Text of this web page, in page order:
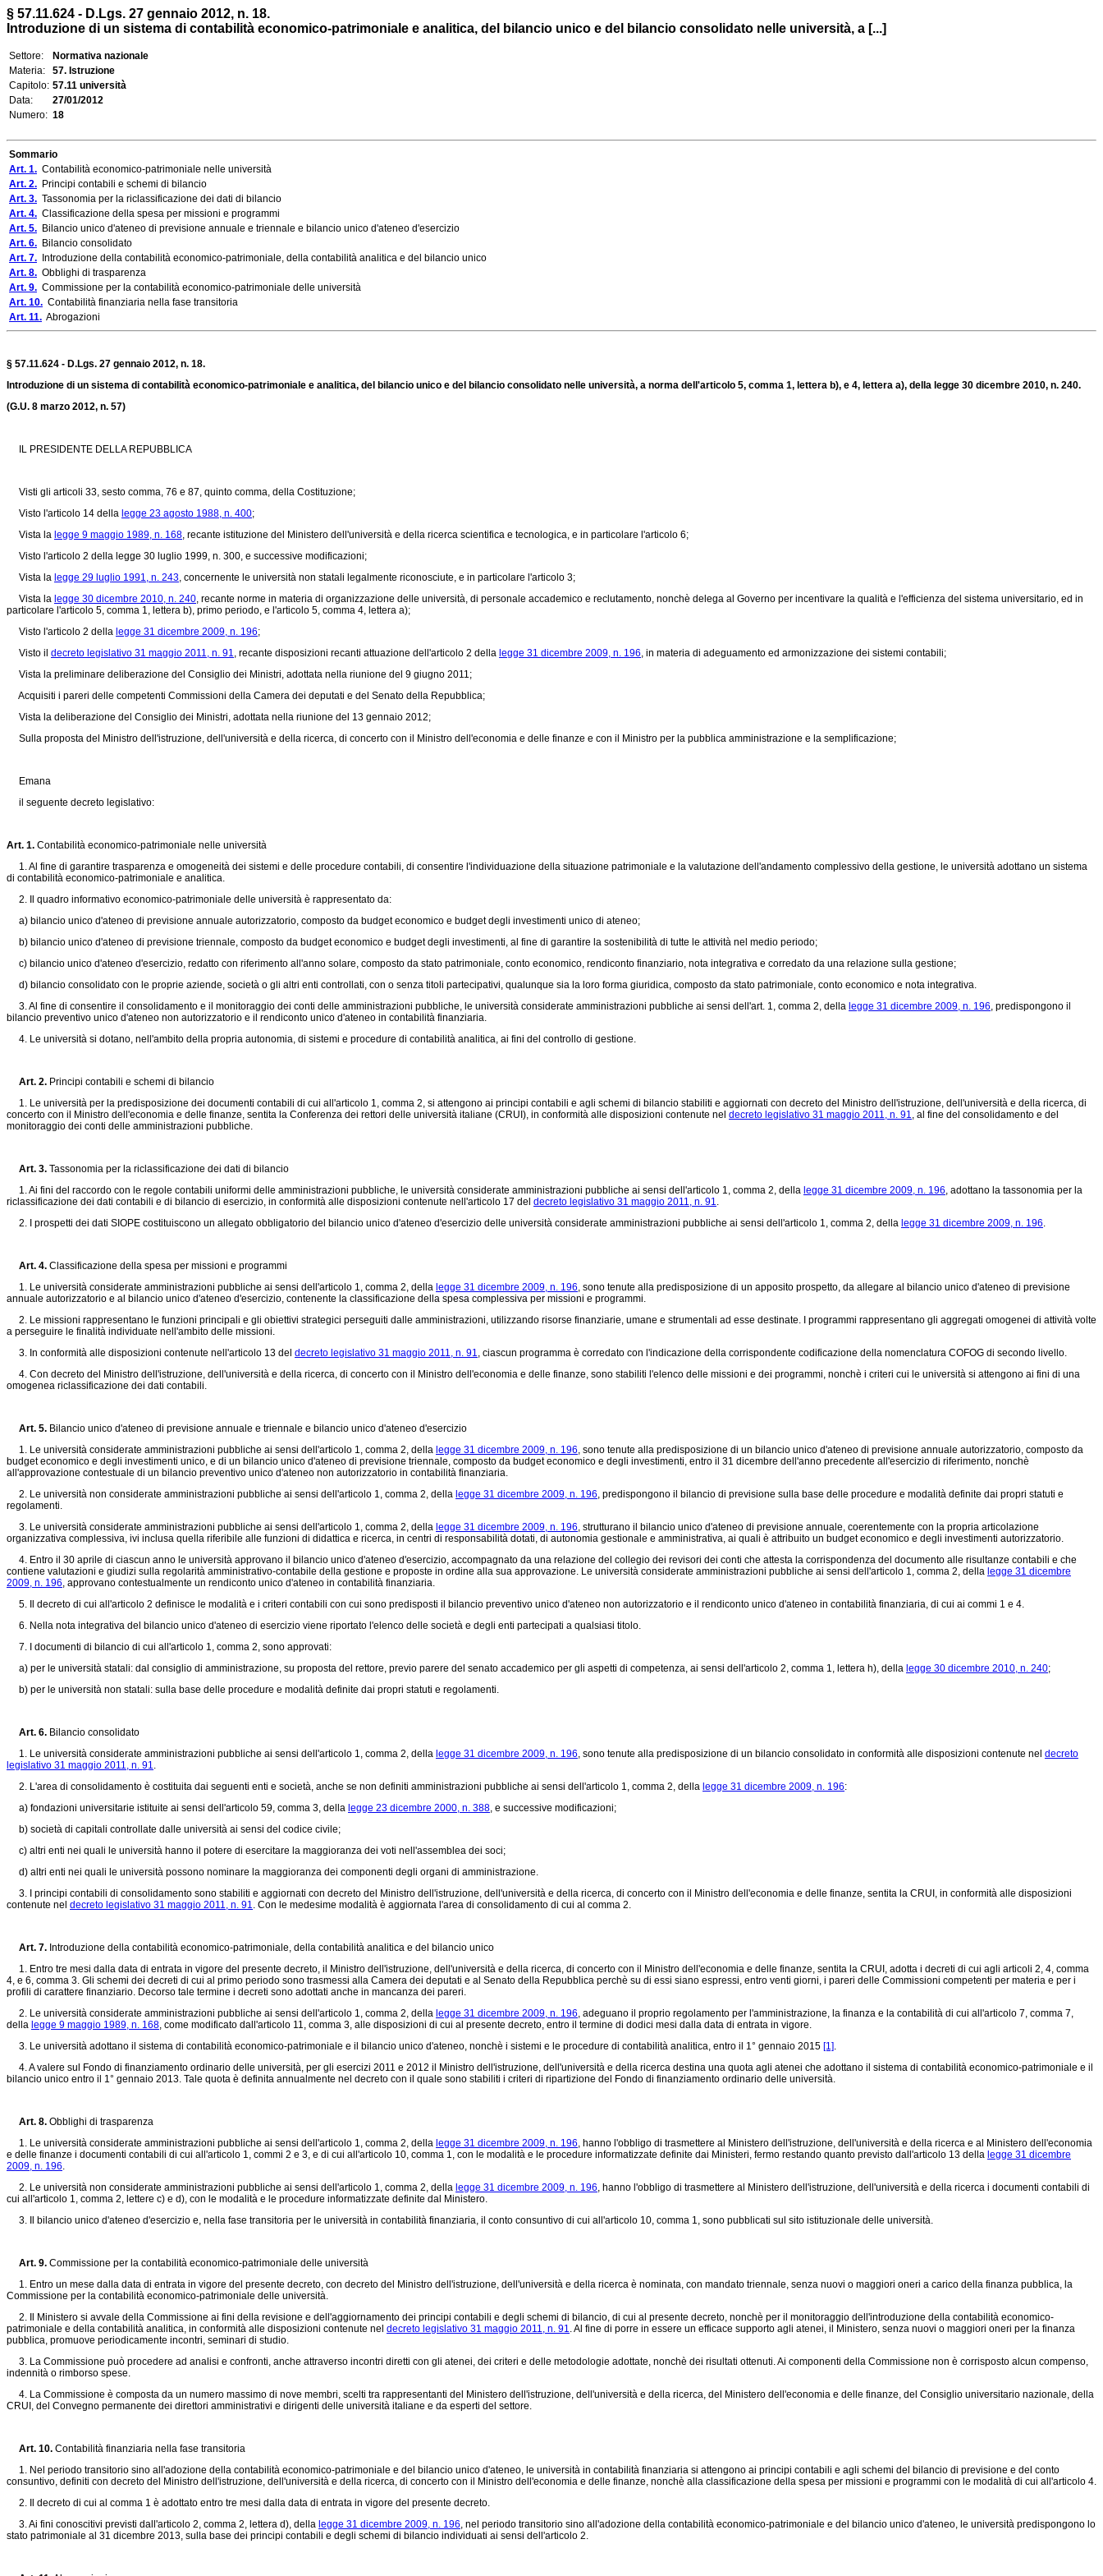
§ 57.11.624 - D.Lgs. 27 gennaio 2012, n. 18.
Introduzione di un sistema di contabilità economico-patrimoniale e analitica, del bilancio unico e del bilancio consolidato nelle università, a [...]
Settore:
Normativa nazionale
Materia:
57. Istruzione
Capitolo: 57.11 università
Data:
27/01/2012
Numero: 18
Sommario
Art. 1. Contabilità economico-patrimoniale nelle università
Art. 2. Principi contabili e schemi di bilancio
Art. 3. Tassonomia per la riclassificazione dei dati di bilancio
Art. 4. Classificazione della spesa per missioni e programmi
Art. 5. Bilancio unico d'ateneo di previsione annuale e triennale e bilancio unico d'ateneo d'esercizio
Art. 6. Bilancio consolidato
Art. 7. Introduzione della contabilità economico-patrimoniale, della contabilità analitica e del bilancio unico
Art. 8. Obblighi di trasparenza
Art. 9. Commissione per la contabilità economico-patrimoniale delle università
Art. 10. Contabilità finanziaria nella fase transitoria
Art. 11. Abrogazioni
§ 57.11.624 - D.Lgs. 27 gennaio 2012, n. 18.
Introduzione di un sistema di contabilità economico-patrimoniale e analitica, del bilancio unico e del bilancio consolidato nelle università, a norma dell'articolo 5, comma 1, lettera b), e 4, lettera a), della legge 30 dicembre 2010, n. 240.
(G.U. 8 marzo 2012, n. 57)
IL PRESIDENTE DELLA REPUBBLICA
Visti gli articoli 33, sesto comma, 76 e 87, quinto comma, della Costituzione;
Visto l'articolo 14 della legge 23 agosto 1988, n. 400;
Vista la legge 9 maggio 1989, n. 168, recante istituzione del Ministero dell'università e della ricerca scientifica e tecnologica, e in particolare l'articolo 6;
Visto l'articolo 2 della legge 30 luglio 1999, n. 300, e successive modificazioni;
Vista la legge 29 luglio 1991, n. 243, concernente le università non statali legalmente riconosciute, e in particolare l'articolo 3;
Vista la legge 30 dicembre 2010, n. 240, recante norme in materia di organizzazione delle università, di personale accademico e reclutamento, nonchè delega al Governo per incentivare la qualità e l'efficienza del sistema universitario, ed in
particolare l'articolo 5, comma 1, lettera b), primo periodo, e l'articolo 5, comma 4, lettera a);
Visto l'articolo 2 della legge 31 dicembre 2009, n. 196;
Visto il decreto legislativo 31 maggio 2011, n. 91, recante disposizioni recanti attuazione dell'articolo 2 della legge 31 dicembre 2009, n. 196, in materia di adeguamento ed armonizzazione dei sistemi contabili;
Vista la preliminare deliberazione del Consiglio dei Ministri, adottata nella riunione del 9 giugno 2011;
Acquisiti i pareri delle competenti Commissioni della Camera dei deputati e del Senato della Repubblica;
Vista la deliberazione del Consiglio dei Ministri, adottata nella riunione del 13 gennaio 2012;
Sulla proposta del Ministro dell'istruzione, dell'università e della ricerca, di concerto con il Ministro dell'economia e delle finanze e con il Ministro per la pubblica amministrazione e la semplificazione;
Emana
il seguente decreto legislativo:
Art. 1. Contabilità economico-patrimoniale nelle università
1. Al fine di garantire trasparenza e omogeneità dei sistemi e delle procedure contabili, di consentire l'individuazione della situazione patrimoniale e la valutazione dell'andamento complessivo della gestione, le università adottano un sistema
di contabilità economico-patrimoniale e analitica.
2. Il quadro informativo economico-patrimoniale delle università è rappresentato da:
a) bilancio unico d'ateneo di previsione annuale autorizzatorio, composto da budget economico e budget degli investimenti unico di ateneo;
b) bilancio unico d'ateneo di previsione triennale, composto da budget economico e budget degli investimenti, al fine di garantire la sostenibilità di tutte le attività nel medio periodo;
c) bilancio unico d'ateneo d'esercizio, redatto con riferimento all'anno solare, composto da stato patrimoniale, conto economico, rendiconto finanziario, nota integrativa e corredato da una relazione sulla gestione;
d) bilancio consolidato con le proprie aziende, società o gli altri enti controllati, con o senza titoli partecipativi, qualunque sia la loro forma giuridica, composto da stato patrimoniale, conto economico e nota integrativa.
3. Al fine di consentire il consolidamento e il monitoraggio dei conti delle amministrazioni pubbliche, le università considerate amministrazioni pubbliche ai sensi dell'art. 1, comma 2, della legge 31 dicembre 2009, n. 196, predispongono il
bilancio preventivo unico d'ateneo non autorizzatorio e il rendiconto unico d'ateneo in contabilità finanziaria.
4. Le università si dotano, nell'ambito della propria autonomia, di sistemi e procedure di contabilità analitica, ai fini del controllo di gestione.
Art. 2. Principi contabili e schemi di bilancio
1. Le università per la predisposizione dei documenti contabili di cui all'articolo 1, comma 2, si attengono ai principi contabili e agli schemi di bilancio stabiliti e aggiornati con decreto del Ministro dell'istruzione, dell'università e della ricerca, di
concerto con il Ministro dell'economia e delle finanze, sentita la Conferenza dei rettori delle università italiane (CRUI), in conformità alle disposizioni contenute nel decreto legislativo 31 maggio 2011, n. 91, al fine del consolidamento e del
monitoraggio dei conti delle amministrazioni pubbliche.
Art. 3. Tassonomia per la riclassificazione dei dati di bilancio
1. Ai fini del raccordo con le regole contabili uniformi delle amministrazioni pubbliche, le università considerate amministrazioni pubbliche ai sensi dell'articolo 1, comma 2, della legge 31 dicembre 2009, n. 196, adottano la tassonomia per la
riclassificazione dei dati contabili e di bilancio di esercizio, in conformità alle disposizioni contenute nell'articolo 17 del decreto legislativo 31 maggio 2011, n. 91.
2. I prospetti dei dati SIOPE costituiscono un allegato obbligatorio del bilancio unico d'ateneo d'esercizio delle università considerate amministrazioni pubbliche ai sensi dell'articolo 1, comma 2, della legge 31 dicembre 2009, n. 196.
Art. 4. Classificazione della spesa per missioni e programmi
1. Le università considerate amministrazioni pubbliche ai sensi dell'articolo 1, comma 2, della legge 31 dicembre 2009, n. 196, sono tenute alla predisposizione di un apposito prospetto, da allegare al bilancio unico d'ateneo di previsione
annuale autorizzatorio e al bilancio unico d'ateneo d'esercizio, contenente la classificazione della spesa complessiva per missioni e programmi.
2. Le missioni rappresentano le funzioni principali e gli obiettivi strategici perseguiti dalle amministrazioni, utilizzando risorse finanziarie, umane e strumentali ad esse destinate. I programmi rappresentano gli aggregati omogenei di attività volte
a perseguire le finalità individuate nell'ambito delle missioni.
3. In conformità alle disposizioni contenute nell'articolo 13 del decreto legislativo 31 maggio 2011, n. 91, ciascun programma è corredato con l'indicazione della corrispondente codificazione della nomenclatura COFOG di secondo livello.
4. Con decreto del Ministro dell'istruzione, dell'università e della ricerca, di concerto con il Ministro dell'economia e delle finanze, sono stabiliti l'elenco delle missioni e dei programmi, nonchè i criteri cui le università si attengono ai fini di una
omogenea riclassificazione dei dati contabili.
Art. 5. Bilancio unico d'ateneo di previsione annuale e triennale e bilancio unico d'ateneo d'esercizio
1. Le università considerate amministrazioni pubbliche ai sensi dell'articolo 1, comma 2, della legge 31 dicembre 2009, n. 196, sono tenute alla predisposizione di un bilancio unico d'ateneo di previsione annuale autorizzatorio, composto da
budget economico e degli investimenti unico, e di un bilancio unico d'ateneo di previsione triennale, composto da budget economico e degli investimenti, entro il 31 dicembre dell'anno precedente all'esercizio di riferimento, nonchè
all'approvazione contestuale di un bilancio preventivo unico d'ateneo non autorizzatorio in contabilità finanziaria.
2. Le università non considerate amministrazioni pubbliche ai sensi dell'articolo 1, comma 2, della legge 31 dicembre 2009, n. 196, predispongono il bilancio di previsione sulla base delle procedure e modalità definite dai propri statuti e
regolamenti.
3. Le università considerate amministrazioni pubbliche ai sensi dell'articolo 1, comma 2, della legge 31 dicembre 2009, n. 196, strutturano il bilancio unico d'ateneo di previsione annuale, coerentemente con la propria articolazione
organizzativa complessiva, ivi inclusa quella riferibile alle funzioni di didattica e ricerca, in centri di responsabilità dotati, di autonomia gestionale e amministrativa, ai quali è attribuito un budget economico e degli investimenti autorizzatorio.
4. Entro il 30 aprile di ciascun anno le università approvano il bilancio unico d'ateneo d'esercizio, accompagnato da una relazione del collegio dei revisori dei conti che attesta la corrispondenza del documento alle risultanze contabili e che
contiene valutazioni e giudizi sulla regolarità amministrativo-contabile della gestione e proposte in ordine alla sua approvazione. Le università considerate amministrazioni pubbliche ai sensi dell'articolo 1, comma 2, della legge 31 dicembre
2009, n. 196, approvano contestualmente un rendiconto unico d'ateneo in contabilità finanziaria.
5. Il decreto di cui all'articolo 2 definisce le modalità e i criteri contabili con cui sono predisposti il bilancio preventivo unico d'ateneo non autorizzatorio e il rendiconto unico d'ateneo in contabilità finanziaria, di cui ai commi 1 e 4.
6. Nella nota integrativa del bilancio unico d'ateneo di esercizio viene riportato l'elenco delle società e degli enti partecipati a qualsiasi titolo.
7. I documenti di bilancio di cui all'articolo 1, comma 2, sono approvati:
a) per le università statali: dal consiglio di amministrazione, su proposta del rettore, previo parere del senato accademico per gli aspetti di competenza, ai sensi dell'articolo 2, comma 1, lettera h), della legge 30 dicembre 2010, n. 240;
b) per le università non statali: sulla base delle procedure e modalità definite dai propri statuti e regolamenti.
Art. 6. Bilancio consolidato
1. Le università considerate amministrazioni pubbliche ai sensi dell'articolo 1, comma 2, della legge 31 dicembre 2009, n. 196, sono tenute alla predisposizione di un bilancio consolidato in conformità alle disposizioni contenute nel decreto
legislativo 31 maggio 2011, n. 91.
2. L'area di consolidamento è costituita dai seguenti enti e società, anche se non definiti amministrazioni pubbliche ai sensi dell'articolo 1, comma 2, della legge 31 dicembre 2009, n. 196:
a) fondazioni universitarie istituite ai sensi dell'articolo 59, comma 3, della legge 23 dicembre 2000, n. 388, e successive modificazioni;
b) società di capitali controllate dalle università ai sensi del codice civile;
c) altri enti nei quali le università hanno il potere di esercitare la maggioranza dei voti nell'assemblea dei soci;
d) altri enti nei quali le università possono nominare la maggioranza dei componenti degli organi di amministrazione.
3. I principi contabili di consolidamento sono stabiliti e aggiornati con decreto del Ministro dell'istruzione, dell'università e della ricerca, di concerto con il Ministro dell'economia e delle finanze, sentita la CRUI, in conformità alle disposizioni
contenute nel decreto legislativo 31 maggio 2011, n. 91. Con le medesime modalità è aggiornata l'area di consolidamento di cui al comma 2.
Art. 7. Introduzione della contabilità economico-patrimoniale, della contabilità analitica e del bilancio unico
1. Entro tre mesi dalla data di entrata in vigore del presente decreto, il Ministro dell'istruzione, dell'università e della ricerca, di concerto con il Ministro dell'economia e delle finanze, sentita la CRUI, adotta i decreti di cui agli articoli 2, 4, comma
4, e 6, comma 3. Gli schemi dei decreti di cui al primo periodo sono trasmessi alla Camera dei deputati e al Senato della Repubblica perchè su di essi siano espressi, entro venti giorni, i pareri delle Commissioni competenti per materia e per i
profili di carattere finanziario. Decorso tale termine i decreti sono adottati anche in mancanza dei pareri.
2. Le università considerate amministrazioni pubbliche ai sensi dell'articolo 1, comma 2, della legge 31 dicembre 2009, n. 196, adeguano il proprio regolamento per l'amministrazione, la finanza e la contabilità di cui all'articolo 7, comma 7,
della legge 9 maggio 1989, n. 168, come modificato dall'articolo 11, comma 3, alle disposizioni di cui al presente decreto, entro il termine di dodici mesi dalla data di entrata in vigore.
3. Le università adottano il sistema di contabilità economico-patrimoniale e il bilancio unico d'ateneo, nonchè i sistemi e le procedure di contabilità analitica, entro il 1° gennaio 2015 [1].
4. A valere sul Fondo di finanziamento ordinario delle università, per gli esercizi 2011 e 2012 il Ministro dell'istruzione, dell'università e della ricerca destina una quota agli atenei che adottano il sistema di contabilità economico-patrimoniale e il
bilancio unico entro il 1° gennaio 2013. Tale quota è definita annualmente nel decreto con il quale sono stabiliti i criteri di ripartizione del Fondo di finanziamento ordinario delle università.
Art. 8. Obblighi di trasparenza
1. Le università considerate amministrazioni pubbliche ai sensi dell'articolo 1, comma 2, della legge 31 dicembre 2009, n. 196, hanno l'obbligo di trasmettere al Ministero dell'istruzione, dell'università e della ricerca e al Ministero dell'economia
e delle finanze i documenti contabili di cui all'articolo 1, commi 2 e 3, e di cui all'articolo 10, comma 1, con le modalità e le procedure informatizzate definite dai Ministeri, fermo restando quanto previsto dall'articolo 13 della legge 31 dicembre
2009, n. 196.
2. Le università non considerate amministrazioni pubbliche ai sensi dell'articolo 1, comma 2, della legge 31 dicembre 2009, n. 196, hanno l'obbligo di trasmettere al Ministero dell'istruzione, dell'università e della ricerca i documenti contabili di
cui all'articolo 1, comma 2, lettere c) e d), con le modalità e le procedure informatizzate definite dal Ministero.
3. Il bilancio unico d'ateneo d'esercizio e, nella fase transitoria per le università in contabilità finanziaria, il conto consuntivo di cui all'articolo 10, comma 1, sono pubblicati sul sito istituzionale delle università.
Art. 9. Commissione per la contabilità economico-patrimoniale delle università
1. Entro un mese dalla data di entrata in vigore del presente decreto, con decreto del Ministro dell'istruzione, dell'università e della ricerca è nominata, con mandato triennale, senza nuovi o maggiori oneri a carico della finanza pubblica, la
Commissione per la contabilità economico-patrimoniale delle università.
2. Il Ministero si avvale della Commissione ai fini della revisione e dell'aggiornamento dei principi contabili e degli schemi di bilancio, di cui al presente decreto, nonchè per il monitoraggio dell'introduzione della contabilità economico-
patrimoniale e della contabilità analitica, in conformità alle disposizioni contenute nel decreto legislativo 31 maggio 2011, n. 91. Al fine di porre in essere un efficace supporto agli atenei, il Ministero, senza nuovi o maggiori oneri per la finanza
pubblica, promuove periodicamente incontri, seminari di studio.
3. La Commissione può procedere ad analisi e confronti, anche attraverso incontri diretti con gli atenei, dei criteri e delle metodologie adottate, nonchè dei risultati ottenuti. Ai componenti della Commissione non è corrisposto alcun compenso,
indennità o rimborso spese.
4. La Commissione è composta da un numero massimo di nove membri, scelti tra rappresentanti del Ministero dell'istruzione, dell'università e della ricerca, del Ministero dell'economia e delle finanze, del Consiglio universitario nazionale, della
CRUI, del Convegno permanente dei direttori amministrativi e dirigenti delle università italiane e da esperti del settore.
Art. 10. Contabilità finanziaria nella fase transitoria
1. Nel periodo transitorio sino all'adozione della contabilità economico-patrimoniale e del bilancio unico d'ateneo, le università in contabilità finanziaria si attengono ai principi contabili e agli schemi del bilancio di previsione e del conto
consuntivo, definiti con decreto del Ministro dell'istruzione, dell'università e della ricerca, di concerto con il Ministro dell'economia e delle finanze, nonchè alla classificazione della spesa per missioni e programmi con le modalità di cui all'articolo 4.
2. Il decreto di cui al comma 1 è adottato entro tre mesi dalla data di entrata in vigore del presente decreto.
3. Ai fini conoscitivi previsti dall'articolo 2, comma 2, lettera d), della legge 31 dicembre 2009, n. 196, nel periodo transitorio sino all'adozione della contabilità economico-patrimoniale e del bilancio unico d'ateneo, le università predispongono lo
stato patrimoniale al 31 dicembre 2013, sulla base dei principi contabili e degli schemi di bilancio individuati ai sensi dell'articolo 2.